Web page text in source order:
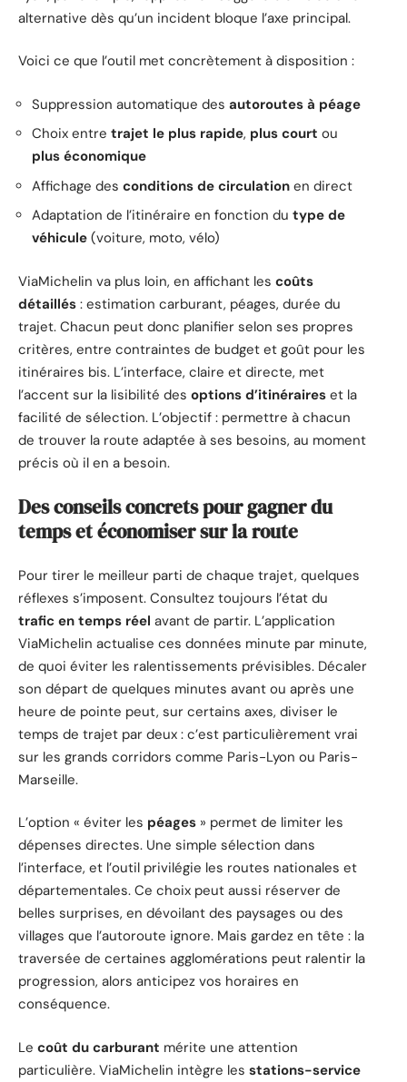
alternative dès qu’un incident bloque l’axe principal.
Voici ce que l’outil met concrètement à disposition :
Suppression automatique des autoroutes à péage
Choix entre trajet le plus rapide, plus court ou
plus économique
Affichage des conditions de circulation en direct
Adaptation de l’itinéraire en fonction du type de
véhicule (voiture, moto, vélo)
ViaMichelin va plus loin, en affichant les coûts
détaillés : estimation carburant, péages, durée du
trajet. Chacun peut donc planifier selon ses propres
critères, entre contraintes de budget et goût pour les
itinéraires bis. L’interface, claire et directe, met
l’accent sur la lisibilité des options d’itinéraires et la
facilité de sélection. L’objectif : permettre à chacun
de trouver la route adaptée à ses besoins, au moment
précis où il en a besoin.
Des conseils concrets pour gagner du
temps et économiser sur la route
Pour tirer le meilleur parti de chaque trajet, quelques
réflexes s’imposent. Consultez toujours l’état du
trafic en temps réel avant de partir. L’application
ViaMichelin actualise ces données minute par minute,
de quoi éviter les ralentissements prévisibles. Décaler
son départ de quelques minutes avant ou après une
heure de pointe peut, sur certains axes, diviser le
temps de trajet par deux : c’est particulièrement vrai
sur les grands corridors comme Paris-Lyon ou Paris-
Marseille.
L’option « éviter les péages » permet de limiter les
dépenses directes. Une simple sélection dans
l’interface, et l’outil privilégie les routes nationales et
départementales. Ce choix peut aussi réserver de
belles surprises, en dévoilant des paysages ou des
villages que l’autoroute ignore. Mais gardez en tête : la
traversée de certaines agglomérations peut ralentir la
progression, alors anticipez vos horaires en
conséquence.
Le coût du carburant mérite une attention
particulière. ViaMichelin intègre les stations-service